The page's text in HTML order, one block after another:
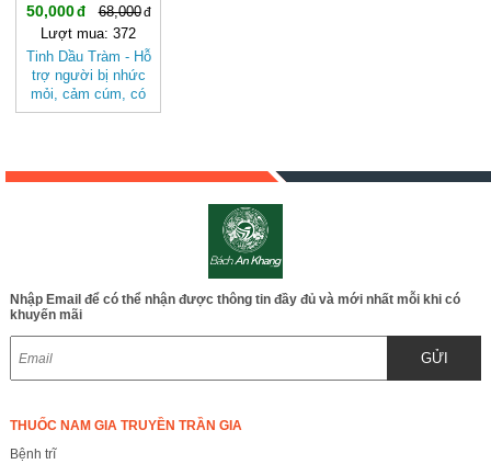
50,000
68,000
Lượt mua: 372
Tinh Dầu Tràm - Hỗ
trợ người bị nhức
mỏi, cảm cúm, có
tác dụng tốt cho mẹ
Nhập Email để có thể nhận được thông tin đầy đủ và mới nhất mỗi khi có
khuyến mãi
GỬI
THUỐC NAM GIA TRUYỀN TRẦN GIA
Bệnh trĩ